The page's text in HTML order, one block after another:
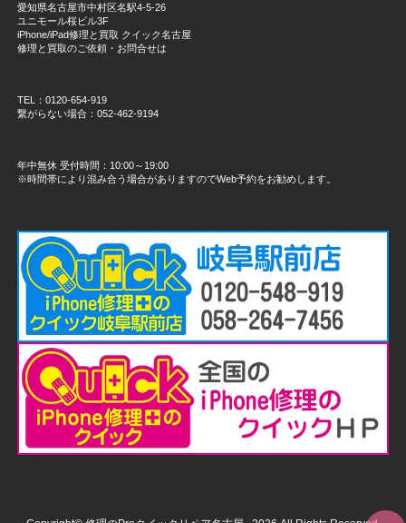
愛知県名古屋市中村区名駅4-5-26
ユニモール桜ビル3F
iPhone/iPad修理と買取 クイック名古屋
修理と買取のご依頼・お問合せは
TEL：0120-654-919
繋がらない場合：052-462-9194
年中無休 受付時間：10:00～19:00
※時間帯により混み合う場合がありますのでWeb予約をお勧めします。